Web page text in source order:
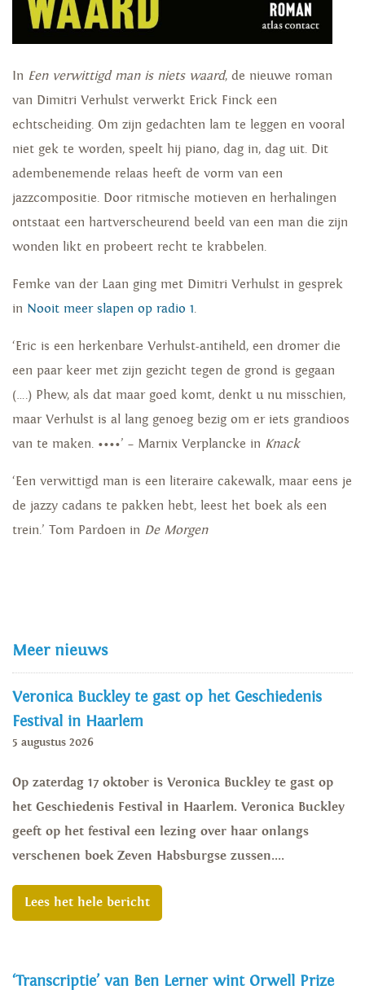
In Een verwittigd man is niets waard, de nieuwe roman
van Dimitri Verhulst verwerkt Erick Finck een
echtscheiding. Om zijn gedachten lam te leggen en vooral
niet gek te worden, speelt hij piano, dag in, dag uit. Dit
adembenemende relaas heeft de vorm van een
jazzcompositie. Door ritmische motieven en herhalingen
ontstaat een hartverscheurend beeld van een man die zijn
wonden likt en probeert recht te krabbelen.
Femke van der Laan ging met Dimitri Verhulst in gesprek
in Nooit meer slapen op radio 1.
‘Eric is een herkenbare Verhulst-antiheld, een dromer die
een paar keer met zijn gezicht tegen de grond is gegaan
(….) Phew, als dat maar goed komt, denkt u nu misschien,
maar Verhulst is al lang genoeg bezig om er iets grandioos
van te maken. ••••’ – Marnix Verplancke in Knack
‘Een verwittigd man is een literaire cakewalk, maar eens je
de jazzy cadans te pakken hebt, leest het boek als een
trein.’ Tom Pardoen in De Morgen
Meer nieuws
Veronica Buckley te gast op het Geschiedenis
Festival in Haarlem
5 augustus 2026
Op zaterdag 17 oktober is Veronica Buckley te gast op
het Geschiedenis Festival in Haarlem. Veronica Buckley
geeft op het festival een lezing over haar onlangs
verschenen boek Zeven Habsburgse zussen....
Lees het hele bericht
‘Transcriptie’ van Ben Lerner wint Orwell Prize